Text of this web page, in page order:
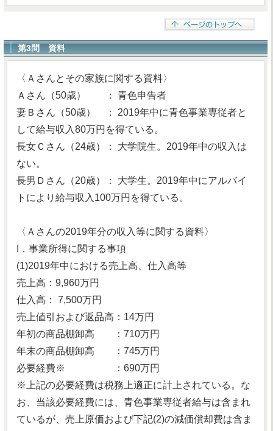
第3問 資料
〈Ａさんとその家族に関する資料〉
Ａさん（50歳） ： 青色申告者
妻Ｂさん（50歳） ： 2019年中に青色事業専従者と
して給与収入80万円を得ている。
長女Ｃさん（24歳）： 大学院生。2019年中の収入は
ない。
長男Ｄさん（20歳）： 大学生。2019年中にアルバイ
トにより給与収入100万円を得ている。
〈Ａさんの2019年分の収入等に関する資料〉
I．事業所得に関する事項
(1)2019年中における売上高、仕入高等
売上高：9,960万円
仕入高： 7,500万円
売上値引および返品高：14万円
年初の商品棚卸高 ：710万円
年末の商品棚卸高 ：745万円
必要経費※ ：690万円
※上記の必要経費は税務上適正に計上されている。な
お、当該必要経費には、青色事業専従者給与は含まれ
ているが、売上原価および下記(2)の減価償却費は含ま